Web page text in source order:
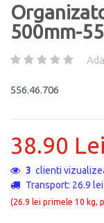
500mm-
556.46.706
3 clienti
Transport: 26.9 lei
(26.9 lei primele 10 kg,